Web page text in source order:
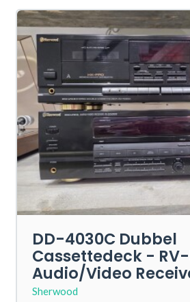
DD-4030C Dubbel
Cassettedeck - RV-
Audio/Video
Sherwood